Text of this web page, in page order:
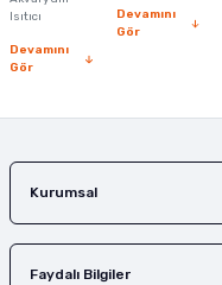
Isıtıcı
Devamını
Gör
Devamını
Gör
Kurumsal
Faydalı Bilgiler